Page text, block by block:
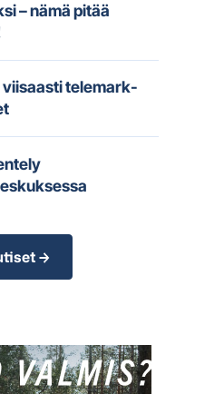
– nämä pitää
viisaasti telemark-